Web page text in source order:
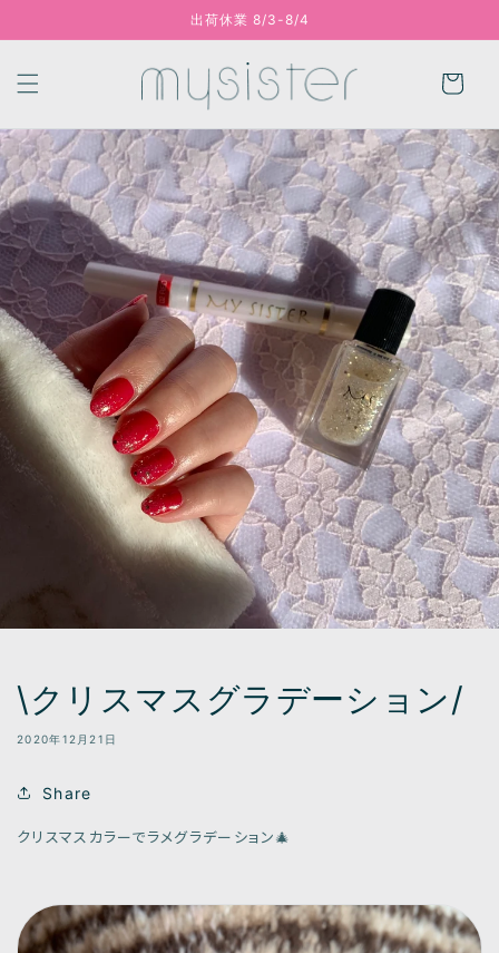
出荷休業 8/3-8/4
ー
\クリスマスグラデーション/
2020年12月21日
Share
クリスマスカラーでラメグラデーション🎄